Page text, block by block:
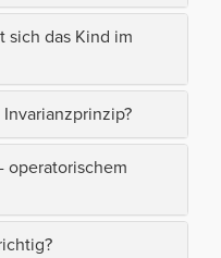
sich das Kind im
operatorischem